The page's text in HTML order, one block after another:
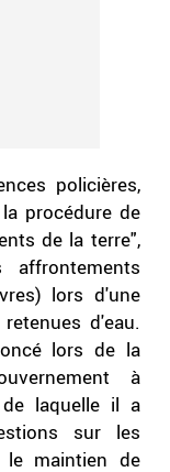
policières,
procédure de
de la terre",
lors d'une
d'eau.
lors de la
à
de laquelle il a
sur les
le maintien de